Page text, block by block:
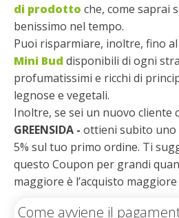
di prodotto che, come saprai
benissimo nel tempo.
Puoi risparmiare, inoltre, fino al
Mini Bud disponibili di ogni
profumatissimi e ricchi di
legnose e vegetali.
Inoltre, se sei un nuovo cliente
GREENSIDA - ottieni subito uno
5% sul tuo primo ordine. Ti
questo Coupon per grandi
maggiore è l’acquisto
Come avviene il